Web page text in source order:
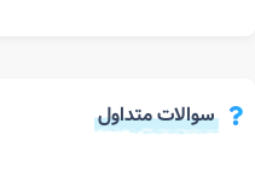
سوالات متداول